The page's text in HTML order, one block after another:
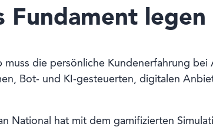
Fundament legen
muss die persönliche Kundenerfahrung
Bot- und KI-gesteuerten, digitalen
National hat mit dem gamifizierten